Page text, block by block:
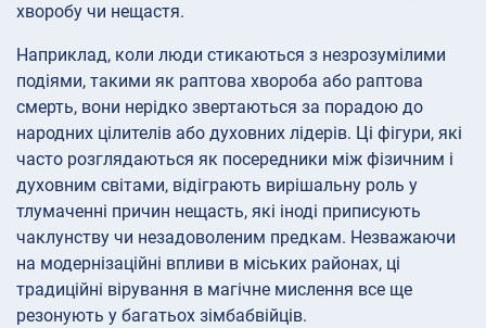
хворобу чи нещастя.
Наприклад, коли люди стикаються з незрозумілими
подіями, такими як раптова хвороба або раптова
смерть, вони нерідко звертаються за порадою до
народних цілителів або духовних лідерів. Ці фігури, які
часто розглядаються як посередники між фізичним і
духовним світами, відіграють вирішальну роль у
тлумаченні причин нещасть, які іноді приписують
чаклунству чи незадоволеним предкам. Незважаючи
на модернізаційні впливи в міських районах, ці
традиційні вірування в магічне мислення все ще
резонують у багатьох зімбабвійців.